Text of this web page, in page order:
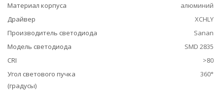
Материал корпуса
алюминий
Драйвер
XCHLY
Производитель светодиода
Sanan
Модель светодиода
SMD 2835
CRI
>80
Угол светового пучка
(градусы)
360°